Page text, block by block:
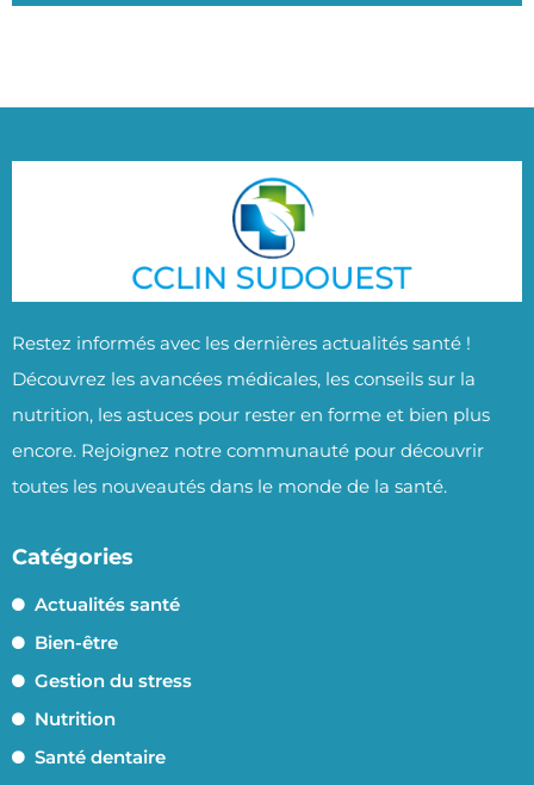
Restez informés avec les dernières actualités santé !
Découvrez les avancées médicales, les conseils sur la
nutrition, les astuces pour rester en forme et bien plus
encore. Rejoignez notre communauté pour découvrir
toutes les nouveautés dans le monde de la santé.
Catégories
Actualités santé
Bien-être
Gestion du stress
Nutrition
Santé dentaire